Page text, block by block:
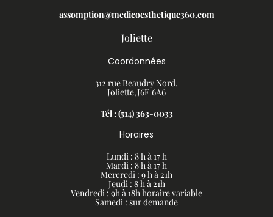
assomption@medicoesthetique360.com
Joliette
Coordonnées
312 rue Beaudry Nord,
Joliette,J6E 6A6
Tél : (514) 363-0033
Horaires
Lundi : 8 h à 17 h
Mardi : 8 h à 17 h
Mercredi : 9 h à 21h
Jeudi : 8 h à 21h
Vendredi : 9h à 18hhoraire variable
Samedi : sur demande